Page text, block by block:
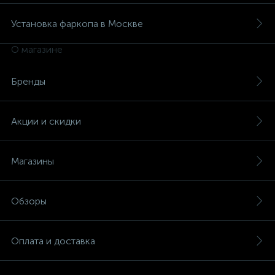
Установка фаркопа в Москве
О магазине
Бренды
Акции и скидки
Магазины
Обзоры
Оплата и доставка